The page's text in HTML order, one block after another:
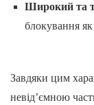
Широкий та
блокування як
Завдяки цим
невід’ємною